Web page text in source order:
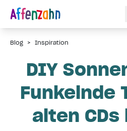
Blog > Inspiration
DIY
Funkelnde
alten